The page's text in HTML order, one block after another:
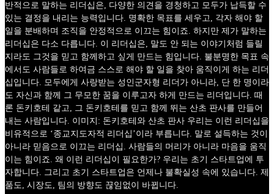
반적으로 말하는 리더십은, 다양한 의견을 경청하고 모두가 납득할 수
있는 결정을 내리는 능력입니다. 명확한 목표를 세우고, 각자 해야 할
일을 분배하며 조직을 안정적으로 이끄는 힘이죠. 하지만 제가 말하는
리더십은 다소 다릅니다. 이 리더십은, 말도 안 되는 이야기처럼 들릴
지라도 그것을 믿고 함께하고 싶게 만드는 힘입니다. 불분명한 목표 속
에서도 사람들로 하여금 스스로 해야 할 일을 찾아 움직이게 하는 리더
십입니다. 모두에게 사랑받는 성인군자형 리더가 아니라, 단 한 명이라
도 자신과 함께 그 무모한 꿈을 이루고자 하게 만드는 리더입니다. 때
론 돈키호테 같고, 그 돈키호테를 믿고 함께 뛰는 산초 판사를 만들어
내는 사람입니다. 이미지: 돈키호테와 산초 판사 우리는 이런 리더십을
비유적으로 ‘종교지도자적 리더십’이라 부릅니다. 말로 설득하는 것이
아니라 믿음으로 이끄는 리더십. 사람들의 머리가 아니라 마음을 움직
이는 힘이죠. 왜 이런 리더십이 필요한가? 우리는 초기 스타트업에 투
자합니다. 그리고 초기 스타트업은 언제나 불확실성 속에 있습니다. 제
품도, 시장도, 팀의 방향도 끊임없이 바뀝니다.